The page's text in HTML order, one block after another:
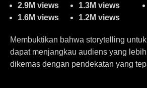
2.9M views
1.6M views
1.3M views
1.2M views
Membuktikan bahwa storytelling
dapat menjangkau audiens yang
dikemas dengan pendekatan yang